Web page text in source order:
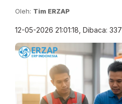
Oleh: Tim ERZAP
12-05-2026 21:01:18, Dibaca: 337